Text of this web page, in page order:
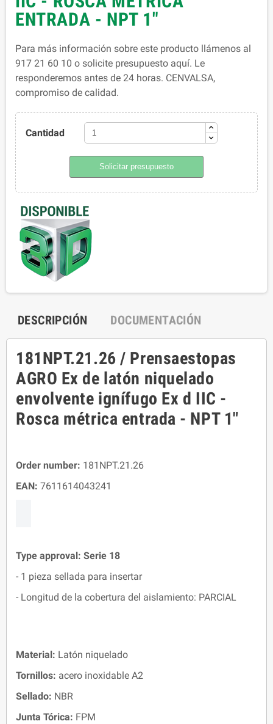
ENTRADA - NPT 1"
Para más información sobre este producto llámenos al
917 21 60 10 o solicite presupuesto aquí. Le
responderemos antes de 24 horas. CENVALSA,
compromiso de calidad.
Cantidad
Solicitar presupuesto
DESCRIPCIÓN DOCUMENTACIÓN
181NPT.21.26 / Prensaestopas
AGRO Ex de latón niquelado
envolvente ignífugo Ex d IIC -
Rosca métrica entrada - NPT 1"
Order number: 181NPT.21.26
EAN: 7611614043241
Type approval: Serie 18
- 1 pieza sellada para insertar
- Longitud de la cobertura del aislamiento: PARCIAL
Material: Latón niquelado
Tornillos: acero inoxidable A2
Sellado: NBR
Junta Tórica: FPM